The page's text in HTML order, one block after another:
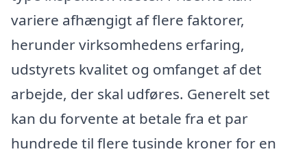
variere afhængigt af flere faktorer,
herunder virksomhedens erfaring,
udstyrets kvalitet og omfanget af det
arbejde, der skal udføres. Generelt set
kan du forvente at betale fra et par
hundrede til flere tusinde kroner for en